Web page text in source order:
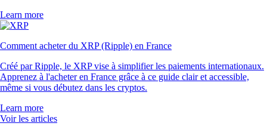
Learn more
Comment acheter du XRP (Ripple) en France
Créé par Ripple, le XRP vise à simplifier les paiements internationaux.
Apprenez à l'acheter en France grâce à ce guide clair et accessible,
même si vous débutez dans les cryptos.
Learn more
Voir les articles